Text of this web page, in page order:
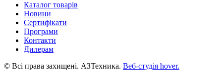
Каталог товарів
Новини
Сертифікати
Програми
Контакти
Дилерам
© Всі права захищені. АЗТехника. Веб-студія hover.